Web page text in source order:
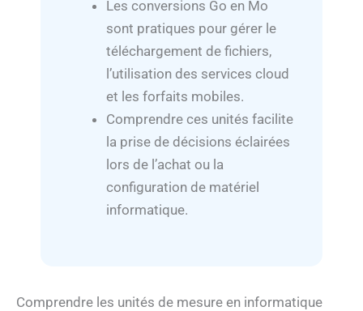
Les conversions Go en Mo
sont pratiques pour gérer le
téléchargement de fichiers,
l’utilisation des services cloud
et les forfaits mobiles.
Comprendre ces unités facilite
la prise de décisions éclairées
lors de l’achat ou la
configuration de matériel
informatique.
Comprendre les unités de mesure en informatique